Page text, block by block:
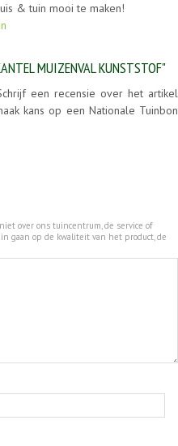
& tuin mooi te maken!
MUIZENVAL KUNSTSTOF"
een recensie over het artikel
kans op een Nationale Tuinbon
over ons tuincentrum, de service of
gaan op de kwaliteit van het product, de